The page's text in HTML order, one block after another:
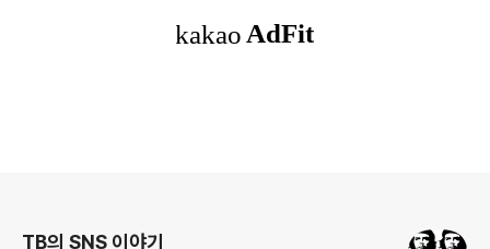
TB의 SNS 이야기